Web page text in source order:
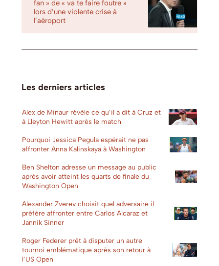
fan » de « va te faire foutre »
lors d’une violente crise à
l’aéroport
Les derniers articles
Alex de Minaur révèle ce qu’il a dit à Cruz et
à Lleyton Hewitt après le match
Pourquoi Jessica Pegula espérait ne pas
affronter Anna Kalinskaya à Washington
Ben Shelton adresse un message au public
après avoir atteint les quarts de finale du
Washington Open
Alexander Zverev choisit quel adversaire il
préfère affronter entre Carlos Alcaraz et
Jannik Sinner
Roger Federer prêt à disputer un autre
tournoi emblématique après son retour à
l’US Open